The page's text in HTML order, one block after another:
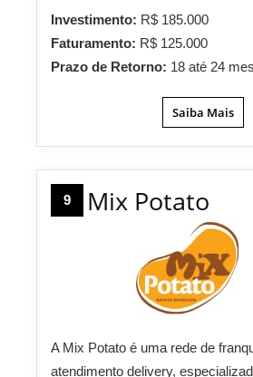
Investimento: R$ 185.000
Faturamento: R$ 125.000
Prazo de Retorno: 18 até 24
Saiba Mais
9 Mix Potato
A Mix Potato é uma rede de
atendimento delivery,